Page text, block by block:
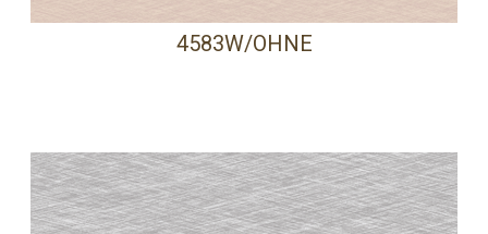
4583W/OHNE